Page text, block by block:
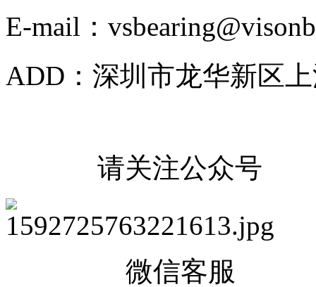
E-mail：
ADD：深圳市龙华新区
请关注公众号
微信客服